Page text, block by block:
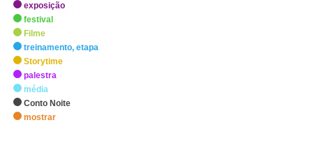
exposição
festival
Filme
treinamento, etapa
Storytime
palestra
média
Conto Noite
mostrar